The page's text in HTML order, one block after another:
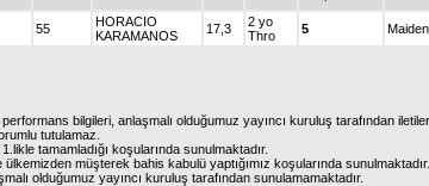
55
HORACIO
KARAMANOS
17,3
2 yo
Thro
5 Maiden
bilgileri, anlaşmalı olduğumuz yayıncı kuruluş tarafından
tutulamaz.
tamamladığı koşularında sunulmaktadır.
müşterek bahis kabulü yaptığımız koşularında sunulmaktadır.
olduğumuz yayıncı kuruluş tarafından sunulamamaktadır.